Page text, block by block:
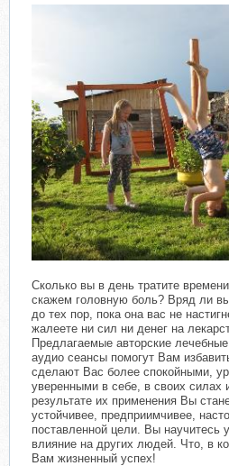
Сколько вы в день тратите
скажем головную боль? Вряд ли
до тех пор, пока она вас не
жалеете ни сил ни денег на
Предлагаемые авторские
аудио сеансы помогут Вам
сделают Вас более спокойными,
уверенными в себе, в своих силах
результате их применения Вы
устойчивее, предприимчивее,
поставленной цели. Вы научитесь
влияние на других людей. Что, в
Вам жизненный успех!